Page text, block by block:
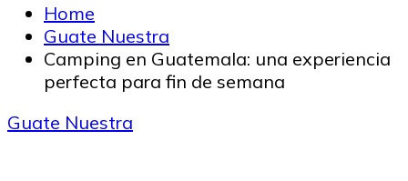
Home
Guate Nuestra
Camping en Guatemala: una experiencia
perfecta para fin de semana
Guate Nuestra